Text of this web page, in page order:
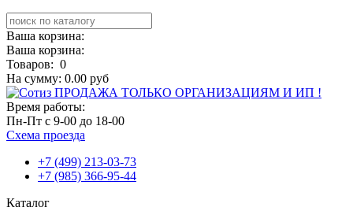
Ваша корзина:
Ваша корзина:
Товаров: 0
На сумму: 0.00 руб
ПРОДАЖА ТОЛЬКО ОРГАНИЗАЦИЯМ И ИП !
Время работы:
Пн-Пт с 9-00 до 18-00
Схема проезда
+7 (499) 213-03-73
+7 (985) 366-95-44
Каталог